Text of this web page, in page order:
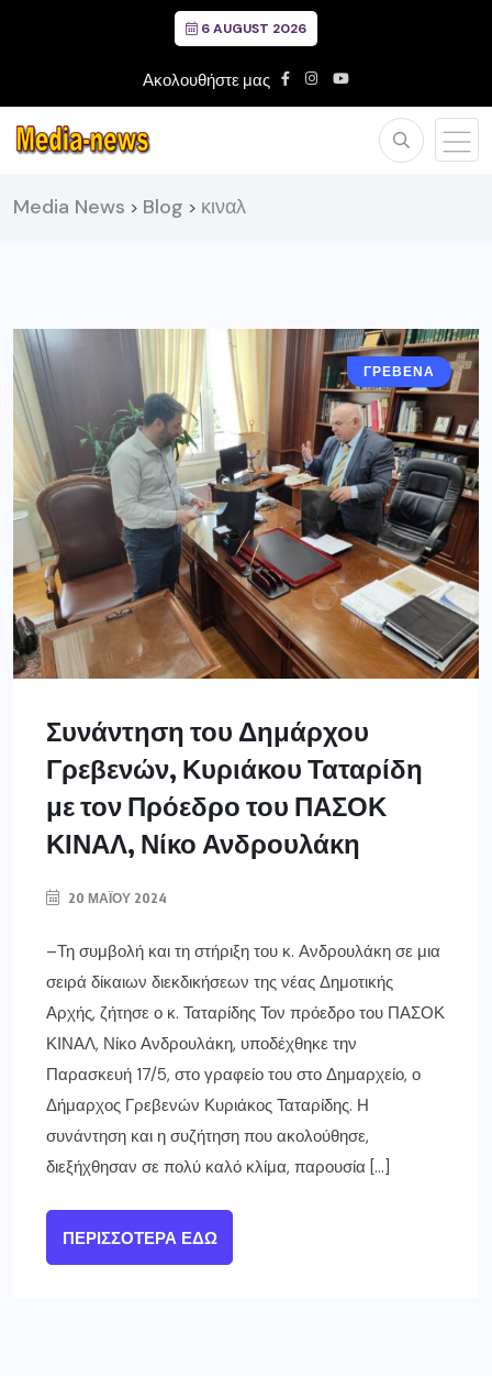
6 AUGUST 2026
Ακολουθήστε μας
Media News > Blog > κιναλ
ΓΡΕΒΕΝΑ
Συνάντηση του Δημάρχου
Γρεβενών, Κυριάκου Ταταρίδη
με τον Πρόεδρο του ΠΑΣΟΚ
ΚΙΝΑΛ, Νίκο Ανδρουλάκη
20 ΜΑΪ́ΟΥ 2024
–Τη συμβολή και τη στήριξη του κ. Ανδρουλάκη σε μια
σειρά δίκαιων διεκδικήσεων της νέας Δημοτικής
Αρχής, ζήτησε ο κ. Ταταρίδης Τον πρόεδρο του ΠΑΣΟΚ
ΚΙΝΑΛ, Νίκο Ανδρουλάκη, υποδέχθηκε την
Παρασκευή 17/5, στο γραφείο του στο Δημαρχείο, ο
Δήμαρχος Γρεβενών Κυριάκος Ταταρίδης. Η
συνάντηση και η συζήτηση που ακολούθησε,
διεξήχθησαν σε πολύ καλό κλίμα, παρουσία […]
ΠΕΡΙΣΣΌΤΕΡΑ ΕΔΏ